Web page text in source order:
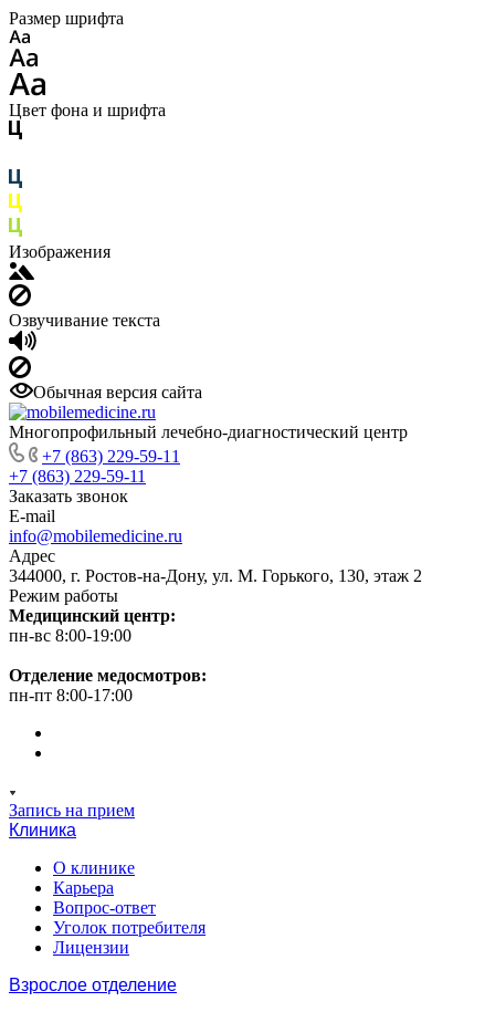
Размер шрифта
Цвет фона и шрифта
Изображения
Озвучивание текста
Обычная версия сайта
Многопрофильный лечебно-диагностический центр
+7 (863) 229-59-11
+7 (863) 229-59-11
Заказать звонок
E-mail
info@mobilemedicine.ru
Адрес
344000, г. Ростов-на-Дону, ул. М. Горького, 130, этаж 2
Режим работы
Медицинский центр:
пн-вс 8:00-19:00
Отделение медосмотров:
пн-пт 8:00-17:00
Запись на прием
Клиника
О клинике
Карьера
Вопрос-ответ
Уголок потребителя
Лицензии
Взрослое отделение